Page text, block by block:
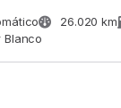
26.020 km
Blanco